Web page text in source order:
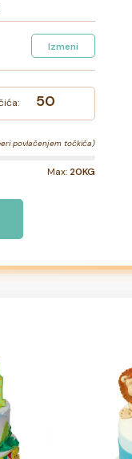
Izmeni
50
povlačenjem točkića)
Max: 20KG